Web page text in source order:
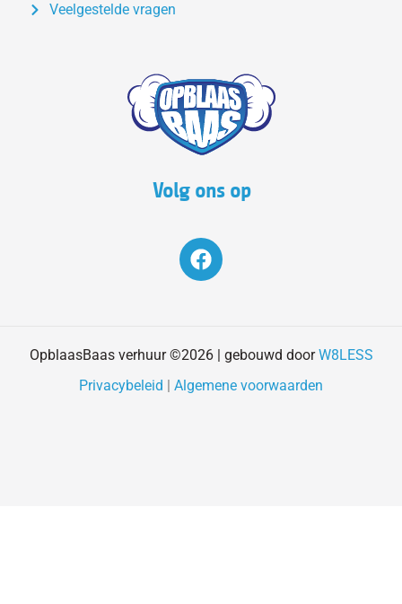
Veelgestelde vragen
Volg ons op
F
a
o
o
k
OpblaasBaas verhuur ©2026 | gebouwd doorW8LESS
Privacybeleid | Algemene voorwaarden